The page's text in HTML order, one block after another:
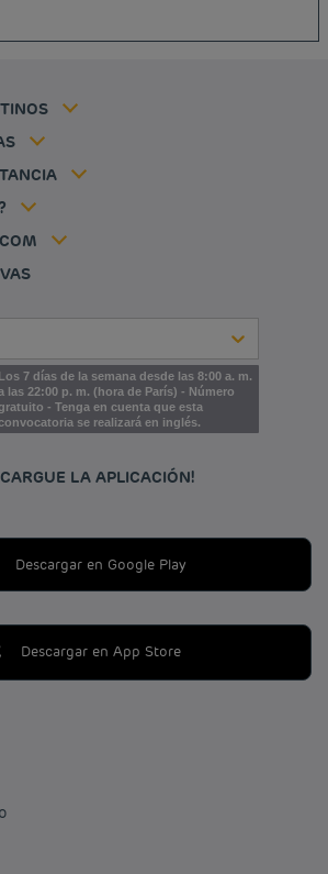
Los 7 días de la semana desde las 8:00 a. m.
las 22:00 p. m. (hora de París) - Número
- Tenga en cuenta que esta
se realizará en inglés.
LA APLICACIÓN!
Descargar en Google Play
Descargar en App Store